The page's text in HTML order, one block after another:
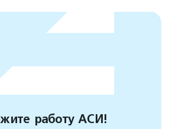
работу АСИ!